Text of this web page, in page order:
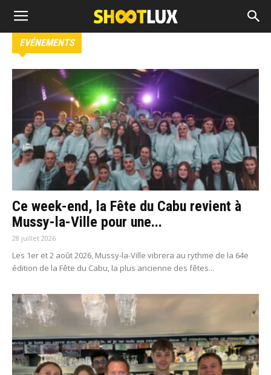
EVÉNEMENTS
Ce week-end, la Fête du Cabu revient à
Mussy-la-Ville pour une...
28 juillet 2026
Les 1er et 2 août 2026, Mussy-la-Ville vibrera au rythme de la 64e
édition de la Fête du Cabu, la plus ancienne des fêtes...